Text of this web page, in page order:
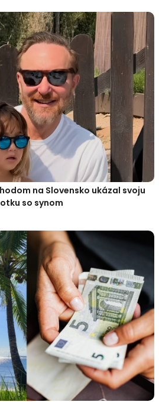
na Slovensko ukázal svoju
so synom